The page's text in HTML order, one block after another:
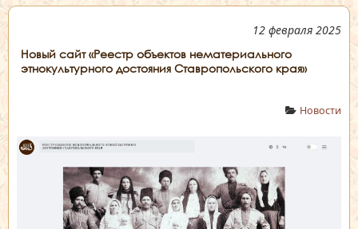
12 февраля 2025
Новый сайт «Реестр объектов нематериального
этнокультурного достояния Ставропольского края»
Новости